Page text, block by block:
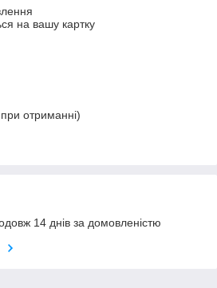
на вашу картку
отриманні)
14 днів за домовленістю